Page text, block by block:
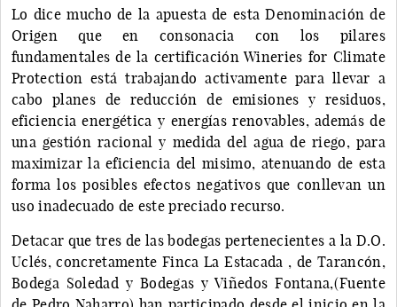
Lo dice mucho de la apuesta de esta Denominación de
Origen que en consonacia con los pilares
fundamentales de la certificación Wineries for Climate
Protection está trabajando activamente para llevar a
cabo planes de reducción de emisiones y residuos,
eficiencia energética y energías renovables, además de
una gestión racional y medida del agua de riego, para
maximizar la eficiencia del misimo, atenuando de esta
forma los posibles efectos negativos que conllevan un
uso inadecuado de este preciado recurso.
Detacar que tres de las bodegas pertenecientes a la D.O.
Uclés, concretamente Finca La Estacada , de Tarancón,
Bodega Soledad y Bodegas y Viñedos Fontana,(Fuente